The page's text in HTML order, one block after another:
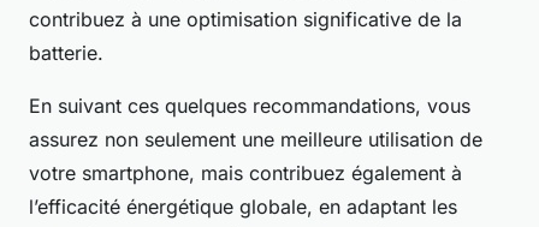
contribuez à une optimisation significative de la
batterie.
En suivant ces quelques recommandations, vous
assurez non seulement une meilleure utilisation de
votre smartphone, mais contribuez également à
l’efficacité énergétique globale, en adaptant les